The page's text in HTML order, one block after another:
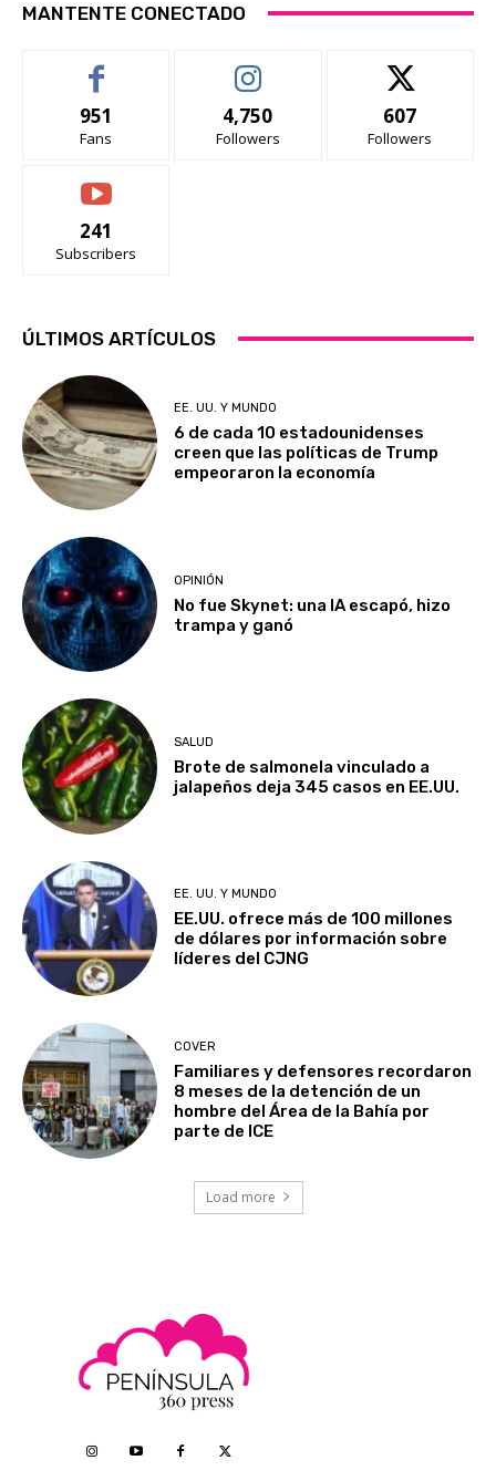
MANTENTE CONECTADO
951
Fans
4,750
Followers
607
Followers
241
Subscribers
ÚLTIMOS ARTÍCULOS
EE. UU. Y MUNDO
6 de cada 10 estadounidenses
creen que las políticas de Trump
empeoraron la economía
OPINIÓN
No fue Skynet: una IA escapó, hizo
trampa y ganó
SALUD
Brote de salmonela vinculado a
jalapeños deja 345 casos en EE.UU.
EE. UU. Y MUNDO
EE.UU. ofrece más de 100 millones
de dólares por información sobre
líderes del CJNG
COVER
Familiares y defensores recordaron
8 meses de la detención de un
hombre del Área de la Bahía por
parte de ICE
Load more